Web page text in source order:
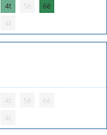
4t 5è
6è
4t
4t 5è
6è
4t